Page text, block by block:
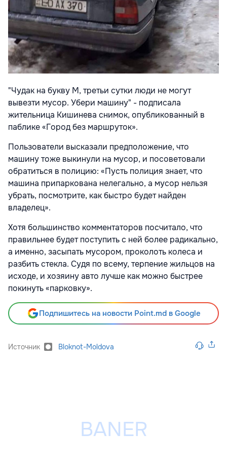
"Чудак на букву М, третьи сутки люди не могут
вывезти мусор. Убери машину" - подписала
жительница Кишинева снимок, опубликованный в
паблике «Город без маршруток».
Пользователи высказали предположение, что
машину тоже выкинули на мусор, и посоветовали
обратиться в полицию: «Пусть полиция знает, что
машина припаркована нелегально, а мусор нельзя
убрать, посмотрите, как быстро будет найден
владелец».
Хотя большинство комментаторов посчитало, что
правильнее будет поступить с ней более радикально,
а именно, засыпать мусором, проколоть колеса и
разбить стекла. Судя по всему, терпение жильцов на
исходе, и хозяину авто лучше как можно быстрее
покинуть «парковку».
Подпишитесь на новости Point.md в Google
Источник Bloknot-Moldova